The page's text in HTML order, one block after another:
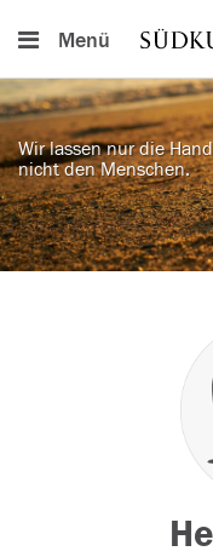
Menü
Wir lassen nur die
nicht den Menschen.